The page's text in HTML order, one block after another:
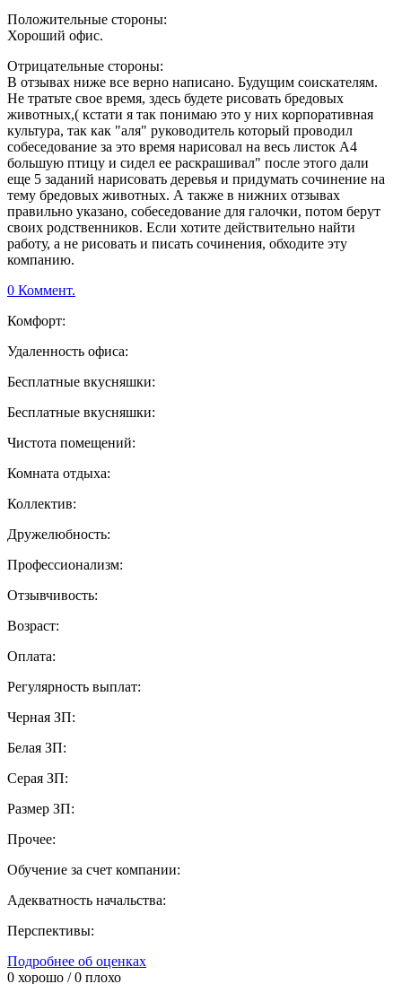
Положительные стороны:
Хороший офис.
Отрицательные стороны:
В отзывах ниже все верно написано. Будущим соискателям.
Не тратьте свое время, здесь будете рисовать бредовых
животных,( кстати я так понимаю это у них корпоративная
культура, так как "аля" руководитель который проводил
собеседование за это время нарисовал на весь листок А4
большую птицу и сидел ее раскрашивал" после этого дали
еще 5 заданий нарисовать деревья и придумать сочинение на
тему бредовых животных. А также в нижних отзывах
правильно указано, собеседование для галочки, потом берут
своих родственников. Если хотите действительно найти
работу, а не рисовать и писать сочинения, обходите эту
компанию.
0 Коммент.
Комфорт:
Удаленность офиса:
Бесплатные вкусняшки:
Бесплатные вкусняшки:
Чистота помещений:
Комната отдыха:
Коллектив:
Дружелюбность:
Профессионализм:
Отзывчивость:
Возраст:
Оплата:
Регулярность выплат:
Черная ЗП:
Белая ЗП:
Серая ЗП:
Размер ЗП:
Прочее:
Обучение за счет компании:
Адекватность начальства:
Перспективы:
Подробнее об оценках
0 хорошо /0 плохо